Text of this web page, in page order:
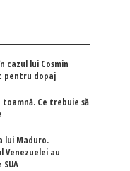
cazul lui Cosmin
pentru dopaj
toamnă. Ce trebuie să
lui Maduro.
Venezuelei au